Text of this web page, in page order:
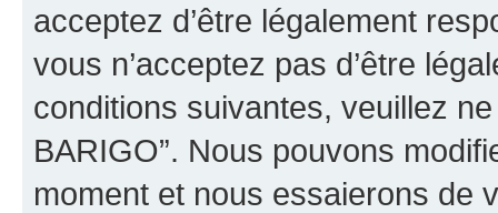
acceptez d’être légalement
vous n’acceptez pas d’être
conditions suivantes, veuillez
BARIGO”. Nous pouvons
moment et nous essaierons de